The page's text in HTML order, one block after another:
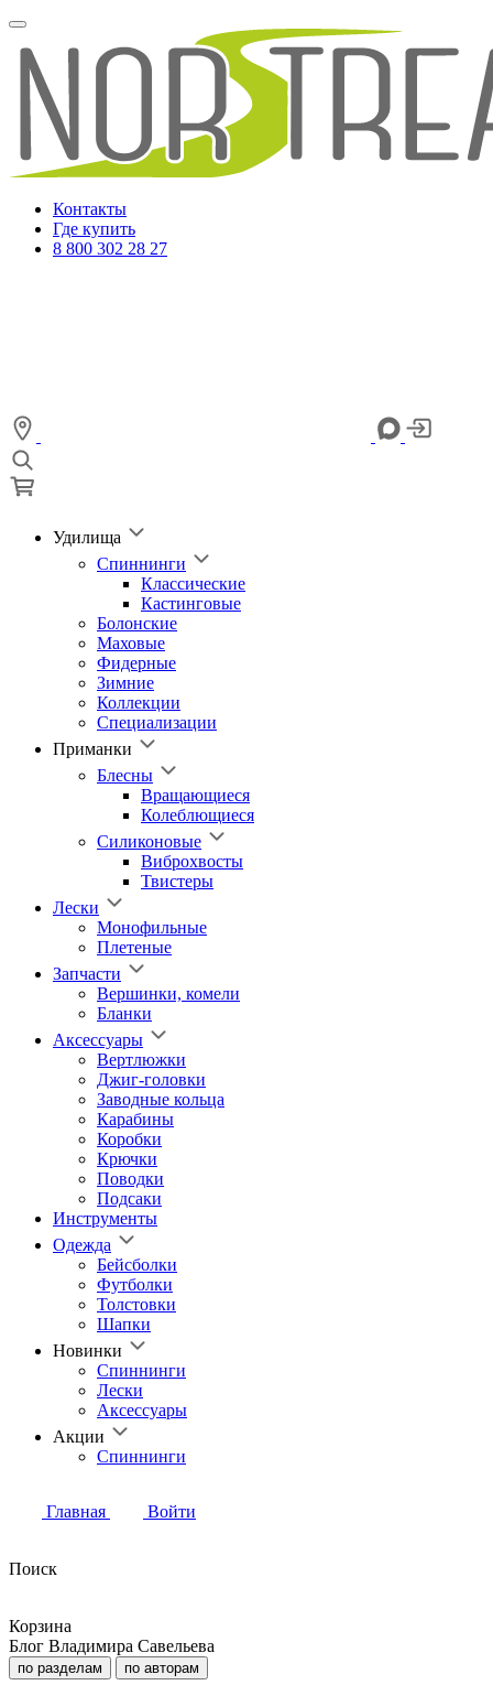
Контакты
Где купить
8 800 302 28 27
Удилища
Спиннинги
Классические
Кастинговые
Болонские
Маховые
Фидерные
Зимние
Коллекции
Специализации
Приманки
Блесны
Вращающиеся
Колеблющиеся
Силиконовые
Виброхвосты
Твистеры
Лески
Монофильные
Плетеные
Запчасти
Вершинки, комели
Бланки
Аксессуары
Вертлюжки
Джиг-головки
Заводные кольца
Карабины
Коробки
Крючки
Поводки
Подсаки
Инструменты
Одежда
Бейсболки
Футболки
Толстовки
Шапки
Новинки
Спиннинги
Лески
Аксессуары
Акции
Спиннинги
Главная Войти
Поиск
Корзина
Блог Владимира Савельева
по разделам по авторам